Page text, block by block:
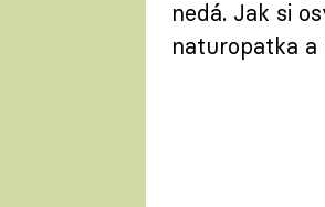
nedá. Jak si
naturopatka